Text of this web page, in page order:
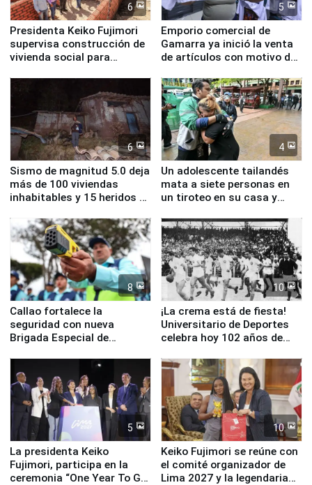
6
Presidenta Keiko Fujimori
supervisa construcción de
vivienda social para
5
Emporio comercial de
Gamarra ya inició la venta
de artículos con motivo de
6
Sismo de magnitud 5.0 deja
más de 100 viviendas
inhabitables y 15 heridos en
4
Un adolescente tailandés
mata a siete personas en
un tiroteo en su casa y
8
Callao fortalece la
seguridad con nueva
Brigada Especial de
equipamiento para
Serenazgo
10
¡La crema está de fiesta!
Universitario de Deportes
celebra hoy 102 años de
5
La presidenta Keiko
Fujimori, participa en la
ceremonia “One Year To Go
10
Keiko Fujimori se reúne con
el comité organizador de
Lima 2027 y la legendaria